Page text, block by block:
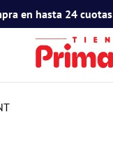
en hasta 24 cuotas
MÁS BUSCADOS